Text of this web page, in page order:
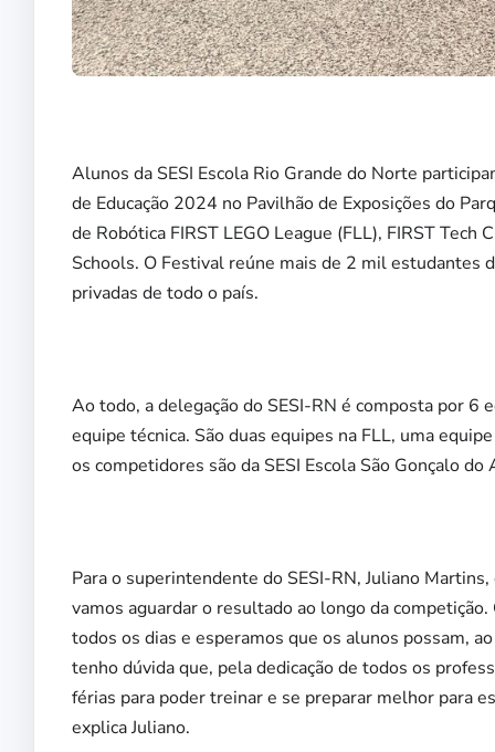
Alunos da SESI Escola Rio Grande do Norte
de Educação 2024 no Pavilhão de Exposições do
de Robótica FIRST LEGO League (FLL), FIRST
Schools. O Festival reúne mais de 2 mil estudantes
privadas de todo o país.
Ao todo, a delegação do SESI-RN é composta por
equipe técnica. São duas equipes na FLL, uma
os competidores são da SESI Escola São Gonçalo do
Para o superintendente do SESI-RN, Juliano
vamos aguardar o resultado ao longo da
todos os dias e esperamos que os alunos possam,
tenho dúvida que, pela dedicação de todos os
férias para poder treinar e se preparar melhor para
explica Juliano.